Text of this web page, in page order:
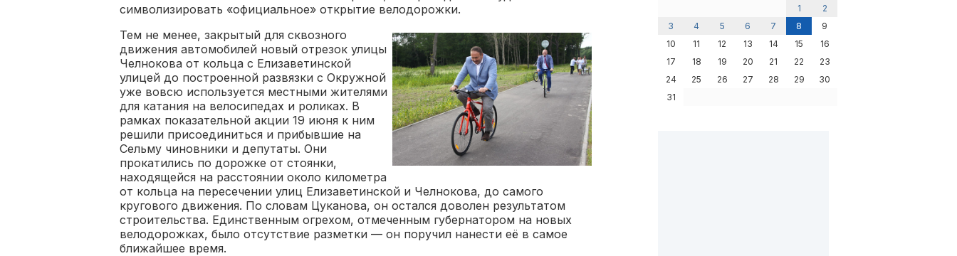
символизировать «официальное» открытие велодорожки.
Тем не менее, закрытый для сквозного
движения автомобилей новый отрезок улицы
Челнокова от кольца с Елизаветинской
улицей до построенной развязки с Окружной
уже вовсю используется местными жителями
для катания на велосипедах и роликах. В
рамках показательной акции 19 июня к ним
решили присоединиться и прибывшие на
Сельму чиновники и депутаты. Они
прокатились по дорожке от стоянки,
находящейся на расстоянии около километра
от кольца на пересечении улиц Елизаветинской и Челнокова, до самого
кругового движения. По словам Цуканова, он остался доволен результатом
строительства. Единственным огрехом, отмеченным губернатором на новых
велодорожках, было отсутствие разметки — он поручил нанести её в самое
ближайшее время.
1
2
3
4 5 6 7 8
9
10
11 12 13 14 15
16
17
18 19 20 21 22
23
24
25 26 27 28 29
30
31